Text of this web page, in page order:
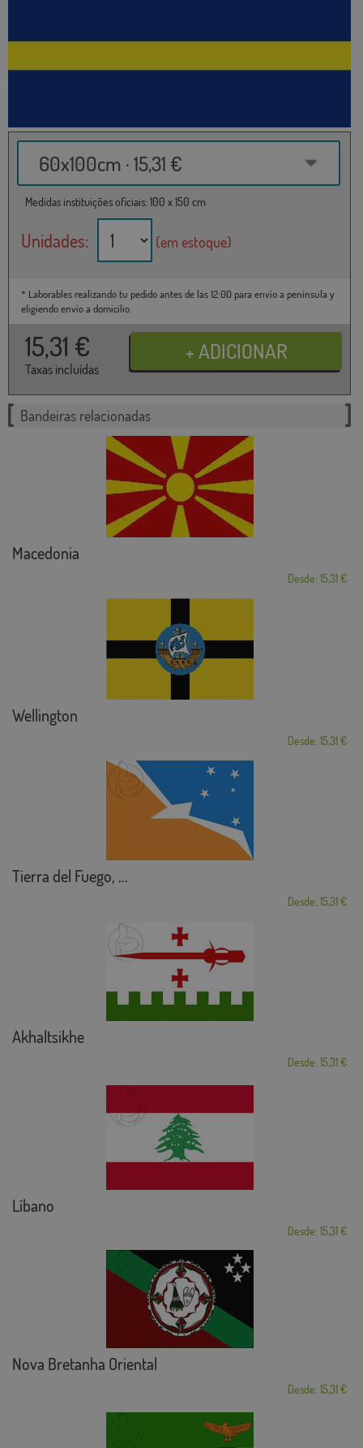
60x100cm · 15,31 €
Medidas instituições oficiais: 100 x 150 cm
Unidades: (em estoque)
* Laborables realizando tu pedido antes de las 12:00 para envío a península y
eligiendo envío a domicilio.
15,31 €
Taxas incluídas
Bandeiras relacionadas
Macedonia
Desde: 15,31 €
Wellington
Desde: 15,31 €
Tierra del Fuego, ...
Desde: 15,31 €
Akhaltsikhe
Desde: 15,31 €
Líbano
Desde: 15,31 €
Nova Bretanha Oriental
Desde: 15,31 €